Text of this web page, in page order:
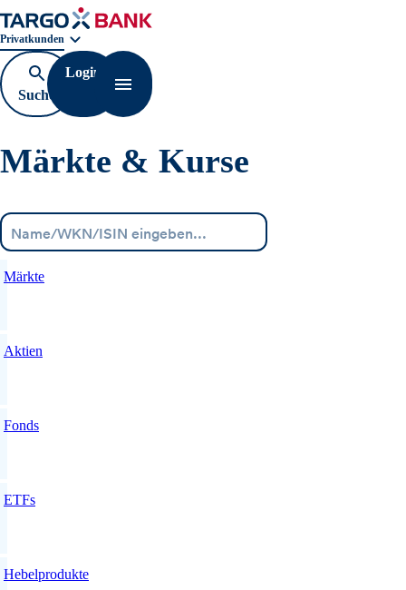
Geschäftsbereichnavigation. Aktuelle Auswahl:
Privatkunden
Suche
öffnen
Login
Navigation öffnen
Märkte & Kurse
Märkte
Aktien
Fonds
ETFs
Hebelprodukte